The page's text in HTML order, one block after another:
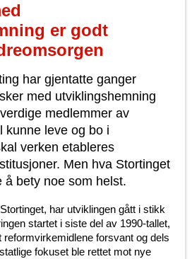
er godt
har gjentatte ganger
med utviklingshemning
medlemmer av
kunne leve og bo i
verken etableres
Men hva Stortinget
å bety noe som helst.
har utviklingen gått i stikk
startet i siste del av 1990-tallet,
forsvant og dels
fokuset ble rettet mot nye